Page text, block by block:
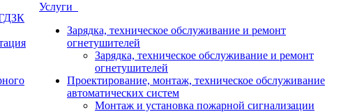
Услуги
Зарядка, техническое обслуживание и ремонт
огнетушителей
Зарядка, техническое обслуживание и ремонт
огнетушителей
Проектирование, монтаж, техническое обслуживание
автоматических систем
Монтаж и установка пожарной сигнализации